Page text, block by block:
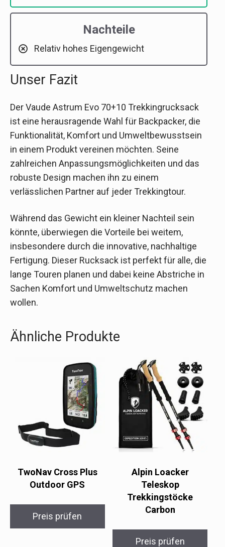
Nachteile
Relativ hohes Eigengewicht
Unser Fazit
Der Vaude Astrum Evo 70+10 Trekkingrucksack
ist eine herausragende Wahl für Backpacker, die
Funktionalität, Komfort und Umweltbewusstsein
in einem Produkt vereinen möchten. Seine
zahlreichen Anpassungsmöglichkeiten und das
robuste Design machen ihn zu einem
verlässlichen Partner auf jeder Trekkingtour.
Während das Gewicht ein kleiner Nachteil sein
könnte, überwiegen die Vorteile bei weitem,
insbesondere durch die innovative, nachhaltige
Fertigung. Dieser Rucksack ist perfekt für alle, die
lange Touren planen und dabei keine Abstriche in
Sachen Komfort und Umweltschutz machen
wollen.
Ähnliche Produkte
TwoNav Cross Plus
Outdoor GPS
Preis prüfen
Alpin Loacker
Teleskop
Trekkingstöcke
Carbon
Preis prüfen